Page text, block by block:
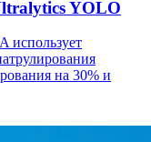
YOLO
использует
на 30% и